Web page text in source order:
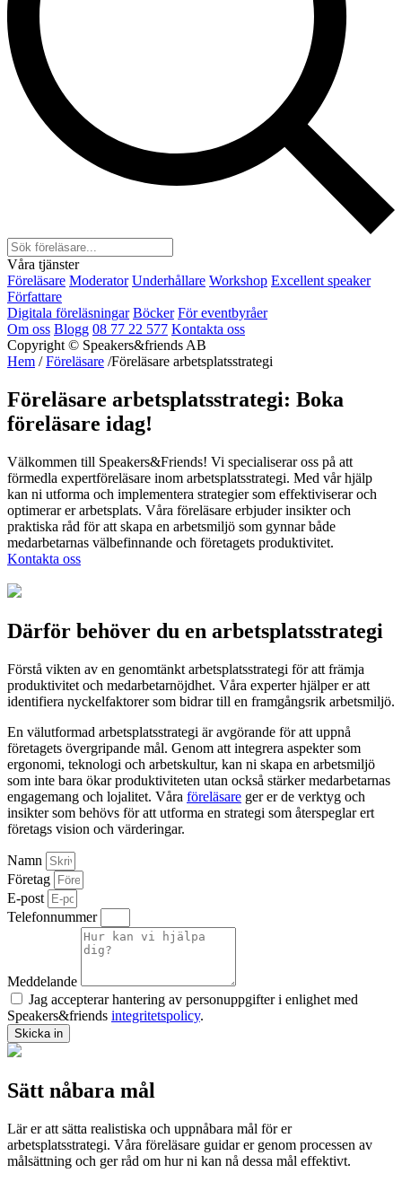
Våra tjänster
Föreläsare Moderator Underhållare Workshop Excellent speaker
Författare
Digitala föreläsningar Böcker För eventbyråer
Om oss Blogg 08 77 22 577 Kontakta oss
Copyright © Speakers&friends AB
Hem /Föreläsare /Föreläsare arbetsplatsstrategi
Föreläsare arbetsplatsstrategi: Boka
föreläsare idag!
Välkommen till Speakers&Friends! Vi specialiserar oss på att
förmedla expertföreläsare inom arbetsplatsstrategi. Med vår hjälp
kan ni utforma och implementera strategier som effektiviserar och
optimerar er arbetsplats. Våra föreläsare erbjuder insikter och
praktiska råd för att skapa en arbetsmiljö som gynnar både
medarbetarnas välbefinnande och företagets produktivitet.
Kontakta oss
Därför behöver du en arbetsplatsstrategi
Förstå vikten av en genomtänkt arbetsplatsstrategi för att främja
produktivitet och medarbetarnöjdhet. Våra experter hjälper er att
identifiera nyckelfaktorer som bidrar till en framgångsrik arbetsmiljö.
En välutformad arbetsplatsstrategi är avgörande för att uppnå
företagets övergripande mål. Genom att integrera aspekter som
ergonomi, teknologi och arbetskultur, kan ni skapa en arbetsmiljö
som inte bara ökar produktiviteten utan också stärker medarbetarnas
engagemang och lojalitet. Våra föreläsare ger er de verktyg och
insikter som behövs för att utforma en strategi som återspeglar ert
företags vision och värderingar.
Namn
Företag
E-post
Telefonnummer
Meddelande
Jag accepterar hantering av personuppgifter i enlighet med
Speakers&friends integritetspolicy.
Skicka in
Sätt nåbara mål
Lär er att sätta realistiska och uppnåbara mål för er
arbetsplatsstrategi. Våra föreläsare guidar er genom processen av
målsättning och ger råd om hur ni kan nå dessa mål effektivt.